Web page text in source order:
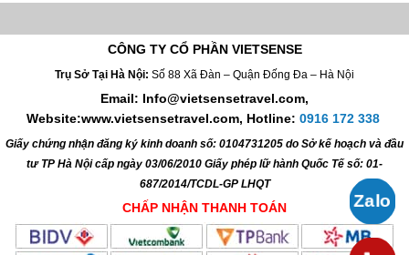
CÔNG TY CỔ PHẦN VIETSENSE
Trụ Sở Tại Hà Nội: Số 88 Xã Đàn – Quận Đống Đa – Hà Nội
Email: Info@vietsensetravel.com,
Website:www.vietsensetravel.com, Hotline: 0916 172 338
Giấy chứng nhận đăng ký kinh doanh số: 0104731205 do Sở kế hoạch và đầu
tư TP Hà Nội cấp ngày 03/06/2010 Giấy phép lữ hành Quốc Tế số: 01-
687/2014/TCDL-GP LHQT
CHẤP NHẬN THANH TOÁN